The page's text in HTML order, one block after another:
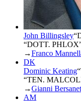
John Billingsley“
“DOTT.
→Franco
DK
Dominic Keating“
“TEN.
→Gianni
AM